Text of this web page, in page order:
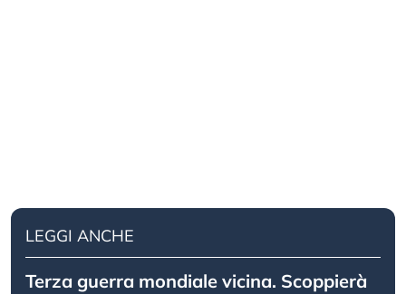
LEGGI ANCHE
Terza guerra mondiale vicina. Scoppierà